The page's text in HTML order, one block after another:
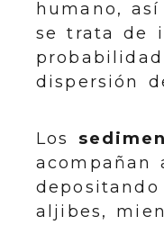
humano,
se trata de
dispersión
Los
acompañan
aljibes,